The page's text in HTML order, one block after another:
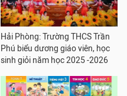
Hải Phòng: Trường THCS Trần
Phú biểu dương giáo viên, học
sinh giỏi năm học 2025 -2026